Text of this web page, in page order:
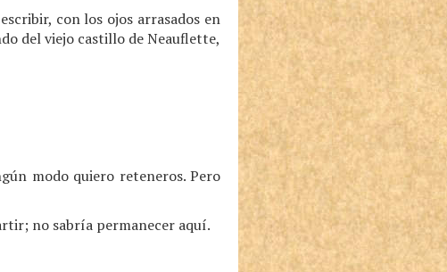
con los ojos arrasados en
del viejo castillo de Neauflette,
modo quiero reteneros. Pero
no sabría permanecer aquí.